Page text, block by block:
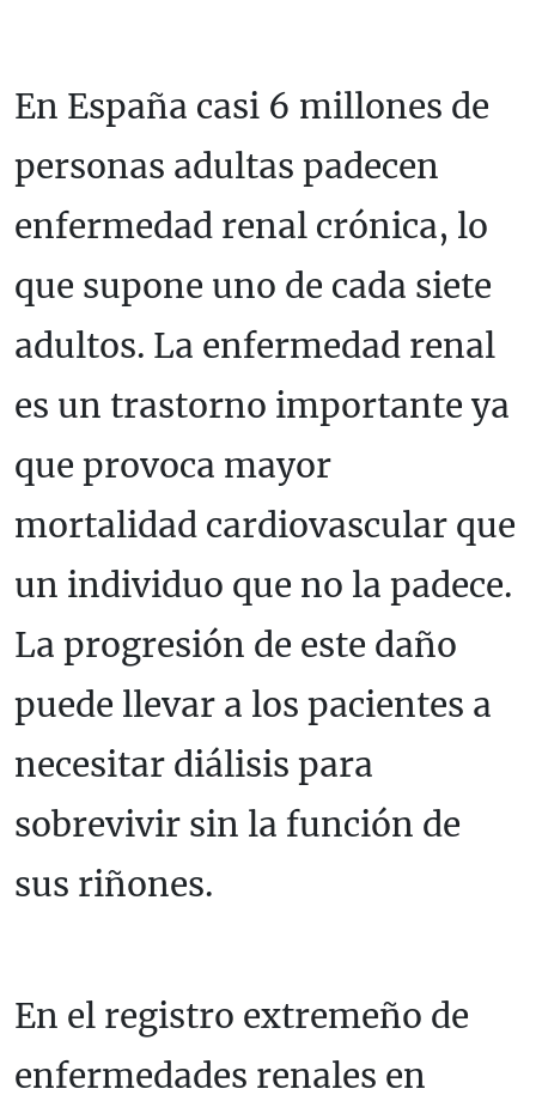
En España casi 6 millones de
personas adultas padecen
enfermedad renal crónica, lo
que supone uno de cada siete
adultos. La enfermedad renal
es un trastorno importante ya
que provoca mayor
mortalidad cardiovascular que
un individuo que no la padece.
La progresión de este daño
puede llevar a los pacientes a
necesitar diálisis para
sobrevivir sin la función de
sus riñones.
En el registro extremeño de
enfermedades renales en